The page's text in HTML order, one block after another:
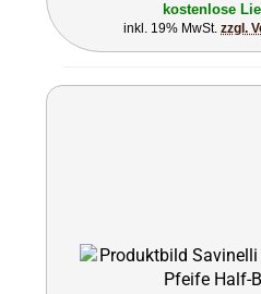
kostenlose
inkl. 19% MwSt. zzgl.